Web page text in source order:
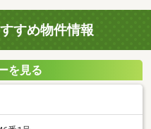
すめ物件情報
を見る